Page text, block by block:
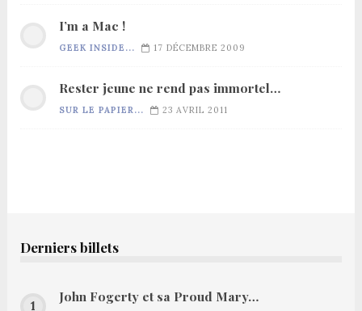
I’m a Mac !
GEEK INSIDE... 17 DÉCEMBRE 2009
Rester jeune ne rend pas immortel…
SUR LE PAPIER... 23 AVRIL 2011
Derniers billets
John Fogerty et sa Proud Mary…